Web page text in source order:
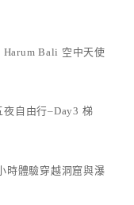
Bali 空中天使
夜自由行–Day3 梯
時體驗穿越洞窟與瀑